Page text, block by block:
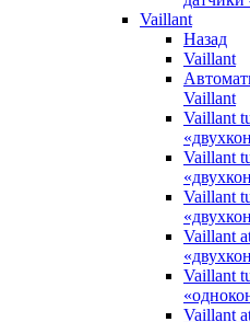
Vaillant
Назад
Vaillant
Vaillant
Vaillant
Vaillant
Vaillant
Vaillant
Vaillant
Vaillant